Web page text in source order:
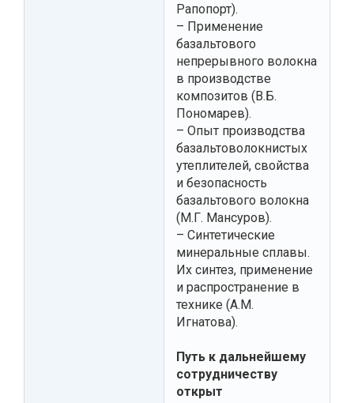
Рапопорт).
– Применение
базальтового
непрерывного волокна
в производстве
композитов (В.Б.
Пономарев).
– Опыт производства
базальтоволокнистых
утеплителей, свойства
и безопасность
базальтового волокна
(М.Г. Мансуров).
– Синтетические
минеральные сплавы.
Их синтез, применение
и распространение в
технике (А.М.
Игнатова).
Путь к дальнейшему
сотрудничеству
открыт